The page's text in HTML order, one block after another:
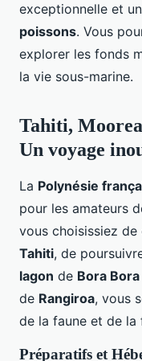
exceptionnelle et
poissons. Vous
explorer les fonds
la vie sous-marine.
Tahiti,
Un voyage
La Polynésie
pour les amateurs
vous choisissiez
Tahiti, de
lagon de Bora Bora
de Rangiroa, vous
de la faune et de la
Préparatifs et